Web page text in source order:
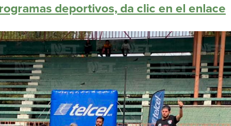
deportivos, da clic en el enlace